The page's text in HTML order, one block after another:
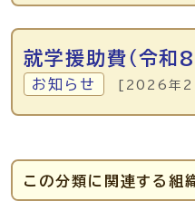
就学援助費（令和
お知らせ [2026年2
この分類に関連する組